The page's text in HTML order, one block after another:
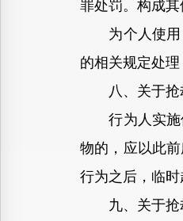
罪处罚。构成
为个人使用，
的相关规定处
八、关于抢
行为人实施伤
物的，应以此
行为之后，临
九、关于抢